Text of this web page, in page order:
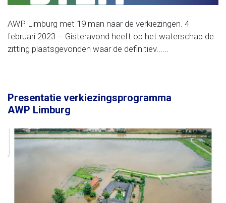
AWP Limburg met 19 man naar de verkiezingen. 4
februari 2023 – Gisteravond heeft op het waterschap de
zitting plaatsgevonden waar de definitiev......
Presentatie verkiezingsprogramma
AWP Limburg